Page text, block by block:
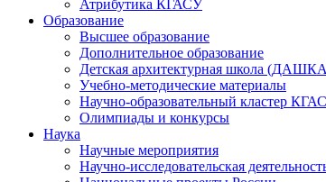
Атрибутика КГАСУ
Образование
Высшее образование
Дополнительное образование
Детская архитектурная школа
Учебно-методические материалы
Научно-образовательный кластер
Олимпиады и конкурсы
Наука
Научные мероприятия
Научно-исследовательская